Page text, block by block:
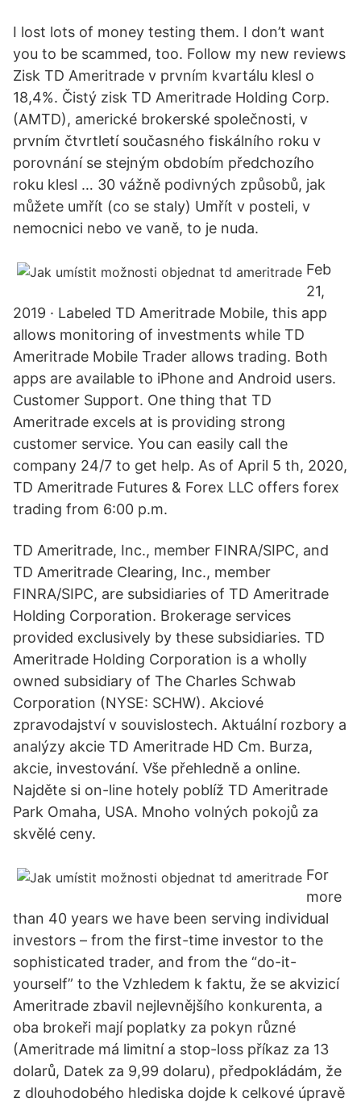
I lost lots of money testing them. I don’t want
you to be scammed, too. Follow my new reviews
Zisk TD Ameritrade v prvním kvartálu klesl o
18,4%. Čistý zisk TD Ameritrade Holding Corp.
(AMTD), americké brokerské společnosti, v
prvním čtvrtletí současného fiskálního roku v
porovnání se stejným obdobím předchozího
roku klesl … 30 vážně podivných způsobů, jak
můžete umřít (co se staly) Umřít v posteli, v
nemocnici nebo ve vaně, to je nuda.
Feb
21,
2019 · Labeled TD Ameritrade Mobile, this app
allows monitoring of investments while TD
Ameritrade Mobile Trader allows trading. Both
apps are available to iPhone and Android users.
Customer Support. One thing that TD
Ameritrade excels at is providing strong
customer service. You can easily call the
company 24/7 to get help. As of April 5 th, 2020,
TD Ameritrade Futures & Forex LLC offers forex
trading from 6:00 p.m.
TD Ameritrade, Inc., member FINRA/SIPC, and
TD Ameritrade Clearing, Inc., member
FINRA/SIPC, are subsidiaries of TD Ameritrade
Holding Corporation. Brokerage services
provided exclusively by these subsidiaries. TD
Ameritrade Holding Corporation is a wholly
owned subsidiary of The Charles Schwab
Corporation (NYSE: SCHW). Akciové
zpravodajství v souvislostech. Aktuální rozbory a
analýzy akcie TD Ameritrade HD Cm. Burza,
akcie, investování. Vše přehledně a online.
Najděte si on-line hotely poblíž TD Ameritrade
Park Omaha, USA. Mnoho volných pokojů za
skvělé ceny.
For
more
than 40 years we have been serving individual
investors – from the first-time investor to the
sophisticated trader, and from the “do-it-
yourself” to the Vzhledem k faktu, že se akvizicí
Ameritrade zbavil nejlevnějšího konkurenta, a
oba brokeři mají poplatky za pokyn různé
(Ameritrade má limitní a stop-loss příkaz za 13
dolarů, Datek za 9,99 dolaru), předpokládám, že
z dlouhodobého hlediska dojde k celkové úpravě